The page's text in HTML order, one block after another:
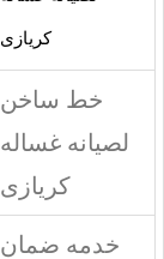
كريازى
خط ساخن
لصيانه غساله
كريازى
خدمه ضمان